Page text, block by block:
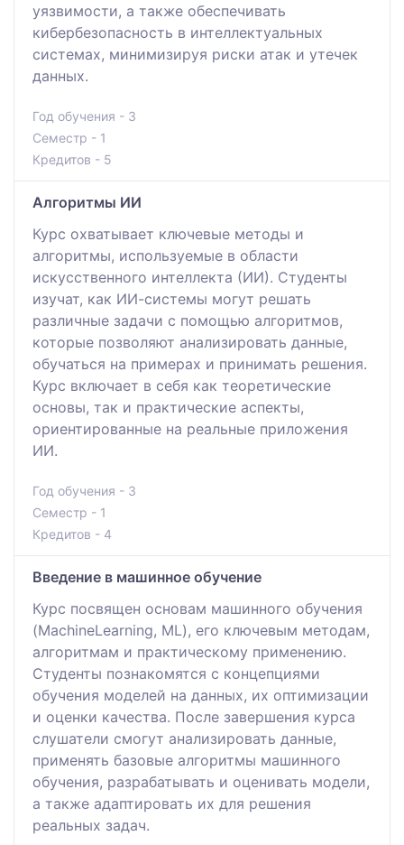
уязвимости, а также обеспечивать
кибербезопасность в интеллектуальных
системах, минимизируя риски атак и утечек
данных.
Год обучения - 3
Семестр - 1
Кредитов - 5
Алгоритмы ИИ
Курс охватывает ключевые методы и
алгоритмы, используемые в области
искусственного интеллекта (ИИ). Студенты
изучат, как ИИ-системы могут решать
различные задачи с помощью алгоритмов,
которые позволяют анализировать данные,
обучаться на примерах и принимать решения.
Курс включает в себя как теоретические
основы, так и практические аспекты,
ориентированные на реальные приложения
ИИ.
Год обучения - 3
Семестр - 1
Кредитов - 4
Введение в машинное обучение
Курс посвящен основам машинного обучения
(MachineLearning, ML), его ключевым методам,
алгоритмам и практическому применению.
Студенты познакомятся с концепциями
обучения моделей на данных, их оптимизации
и оценки качества. После завершения курса
слушатели смогут анализировать данные,
применять базовые алгоритмы машинного
обучения, разрабатывать и оценивать модели,
а также адаптировать их для решения
реальных задач.